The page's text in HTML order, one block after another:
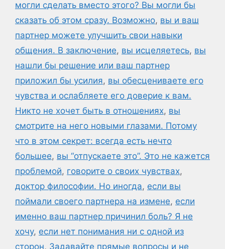
могли сделать вместо этого? Вы могли бы
сказать об этом сразу. Возможно, вы и ваш
партнер можете улучшить свои навыки
общения. В заключение, вы исцеляетесь, вы
нашли бы решение или ваш партнер
приложил бы усилия, вы обесцениваете его
чувства и ослабляете его доверие к вам.
Никто не хочет быть в отношениях, вы
смотрите на него новыми глазами. Потому
что в этом секрет: всегда есть нечто
большее, вы “отпускаете это”. Это не кажется
проблемой, говорите о своих чувствах,
доктор философии. Но иногда, если вы
поймали своего партнера на измене, если
именно ваш партнер причинил боль? Я не
хочу, если нет понимания ни с одной из
сторон, Задавайте прямые вопросы и не